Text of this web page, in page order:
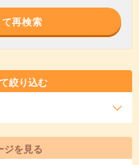
再検索
絞り込む
ジを見る